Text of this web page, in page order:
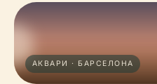
АКВАРИ · БАРСЕЛОНА